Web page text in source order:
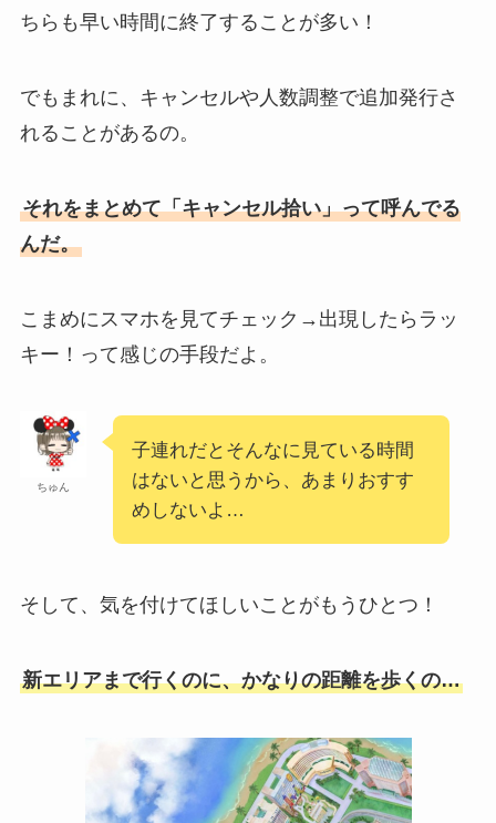
ちらも早い時間に終了することが多い！
でもまれに、キャンセルや人数調整で追加発行さ
れることがあるの。
それをまとめて「キャンセル拾い」って呼んでる
んだ。
こまめにスマホを見てチェック→出現したらラッ
キー！って感じの手段だよ。
ちゅん
子連れだとそんなに見ている時間
はないと思うから、あまりおすす
めしないよ…
そして、気を付けてほしいことがもうひとつ！
新エリアまで行くのに、かなりの距離を歩くの…